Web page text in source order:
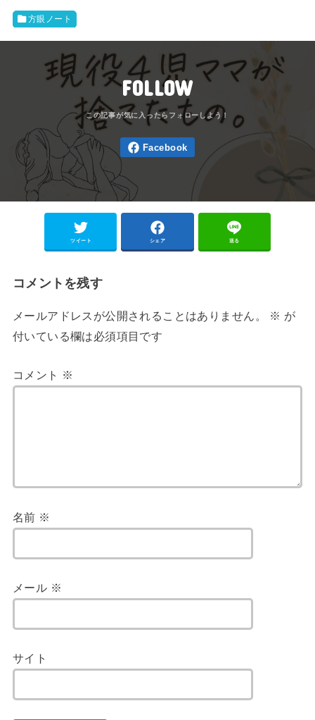
方眼ノート
FOLLOW
ツイート シェア 送る
コメントを残す
メールアドレスが公開されることはありません。 ※ が
付いている欄は必須項目です
コメント ※
名前 ※
メール ※
サイト